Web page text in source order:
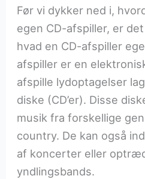
Før vi dykker ned i,
egen CD-afspiller, er
hvad en CD-afspiller
afspiller er en
afspille lydoptagelser
diske (CD’er). Disse
musik fra forskellige
country. De kan også
af koncerter eller
yndlingsbands.